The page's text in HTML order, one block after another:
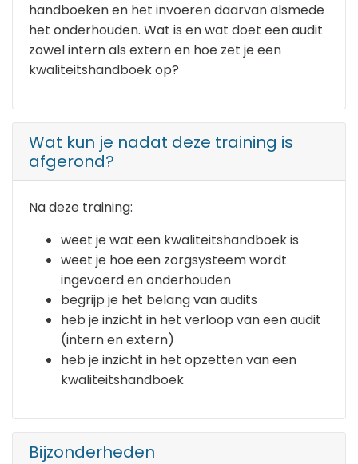
handboeken en het invoeren daarvan alsmede
het onderhouden. Wat is en wat doet een audit
zowel intern als extern en hoe zet je een
kwaliteitshandboek op?
Wat kun je nadat deze training is
afgerond?
Na deze training:
weet je wat een kwaliteitshandboek is
weet je hoe een zorgsysteem wordt
ingevoerd en onderhouden
begrijp je het belang van audits
heb je inzicht in het verloop van een audit
(intern en extern)
heb je inzicht in het opzetten van een
kwaliteitshandboek
Bijzonderheden